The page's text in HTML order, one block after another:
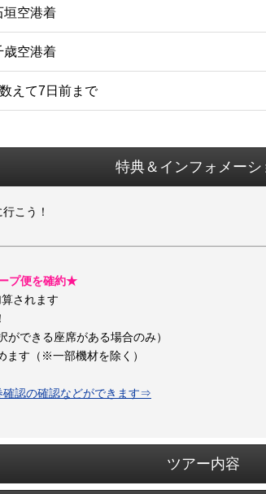
垣空港着
歳空港着
えて7日前まで
特典＆インフォメーシ
こう！
プ便を確約★
されます
ができる座席がある場合のみ）
ます（※一部機材を除く）
確認の確認などができます⇒
ツアー内容